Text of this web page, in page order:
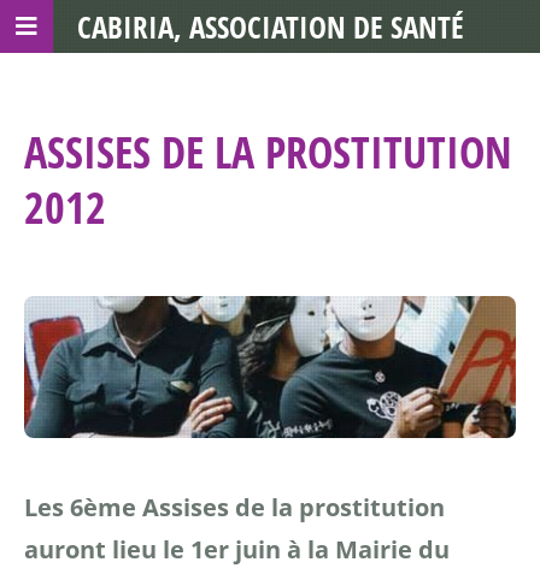
ASSISES DE LA PROSTITUTION
2012
Les 6ème Assises de la prostitution
auront lieu le 1er juin à la Mairie du
CABIRIA, ASSOCIATION DE SANTÉ